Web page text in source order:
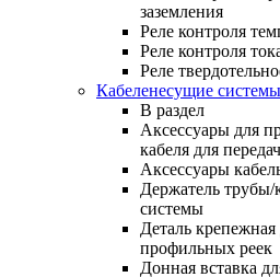
заземления
Реле контроля
Реле контроля
Реле
Кабеленесущие системы
В раздел
Аксессуары для
кабеля для
Аксессуары
Держатель трубы/
системы
Деталь
профильных реек
Донная вставка